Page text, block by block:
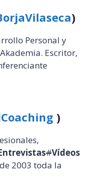
)
Personal y
Escritor,
)
#Vídeos
2003 toda la